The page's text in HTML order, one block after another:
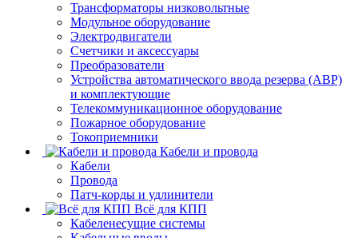
Трансформаторы низковольтные
Модульное оборудование
Электродвигатели
Счетчики и аксессуары
Преобразователи
Устройства автоматического ввода резерва (АВР)
и комплектующие
Телекоммуникационное оборудование
Пожарное оборудование
Токоприемники
Кабели и провода
Кабели
Провода
Патч-корды и удлинители
Всё для КПП
Кабеленесущие системы